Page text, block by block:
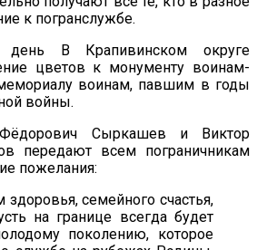
к погранслужбе.
В Крапивинском округе
цветов к монументу воинам-
воинам, павшим в годы
войны.
Сыркашев и Виктор
передают всем пограничникам
пожелания:
семейного счастья,
на границе всегда будет
поколению, которое